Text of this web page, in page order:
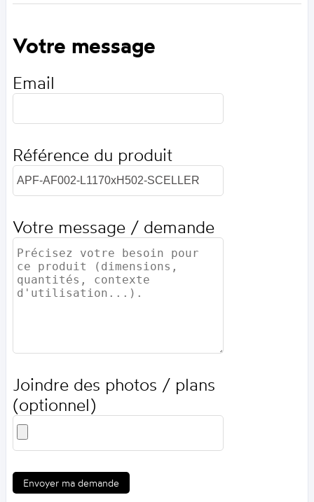
Votre message
Email
Référence du produit
Votre message / demande
Joindre des photos / plans
(optionnel)
Envoyer ma demande